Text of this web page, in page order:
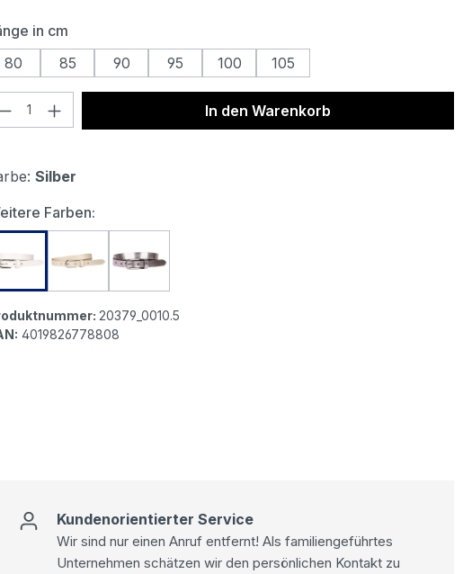
in cm
80
85 90 95 100 105
Anzahl: Gib den gewünschten Wert
In den Warenkorb
Silber
Farben:
Bernd Götz Damen Nappaleder Gürtel clear white
Bernd Götz Damen Nappaleder Gürtel creme
Bernd Götz Damen Nappaleder Gürtel silver
20379_0010.5
4019826778808
Kundenorientierter Service
Wir sind nur einen Anruf entfernt! Als familiengeführtes
Unternehmen schätzen wir den persönlichen Kontakt zu